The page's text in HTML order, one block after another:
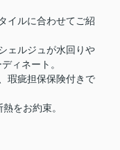
イルに合わせてご紹
ェルジュが水回りや
ィネート。
瑕疵担保保険付きで
をお約束。